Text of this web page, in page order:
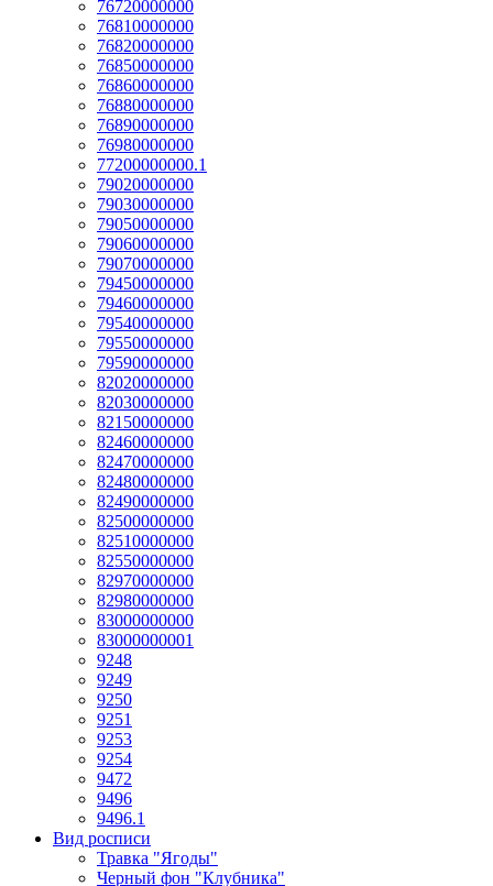
76720000000
76810000000
76820000000
76850000000
76860000000
76880000000
76890000000
76980000000
77200000000.1
79020000000
79030000000
79050000000
79060000000
79070000000
79450000000
79460000000
79540000000
79550000000
79590000000
82020000000
82030000000
82150000000
82460000000
82470000000
82480000000
82490000000
82500000000
82510000000
82550000000
82970000000
82980000000
83000000000
83000000001
9248
9249
9250
9251
9253
9254
9472
9496
9496.1
Вид росписи
Травка "Ягоды"
Черный фон "Клубника"